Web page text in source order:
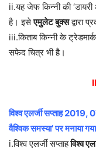
ii.यह जेफ किन्नी की
है। इसेएमुलेट बुक्सद्वारा
iii.किताब किन्नी के
सफेद चित्र भी है।
विश्व एलर्जी सप्ताह 2019,
वैश्विक समस्या’ पर मनाया
i.विश्व एलर्जी सप्ताहविश्व